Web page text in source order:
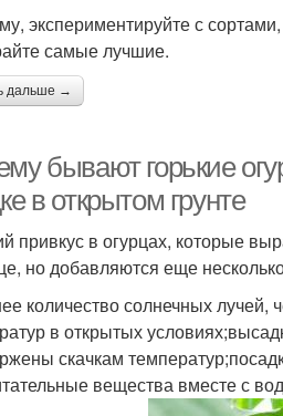
экспериментируйте с
самые лучшие.
дальше →
бывают горькие
в открытом грунте
привкус в огурцах, которые
но добавляются еще
количество солнечных
в открытых
скачкам
вещества вместе с